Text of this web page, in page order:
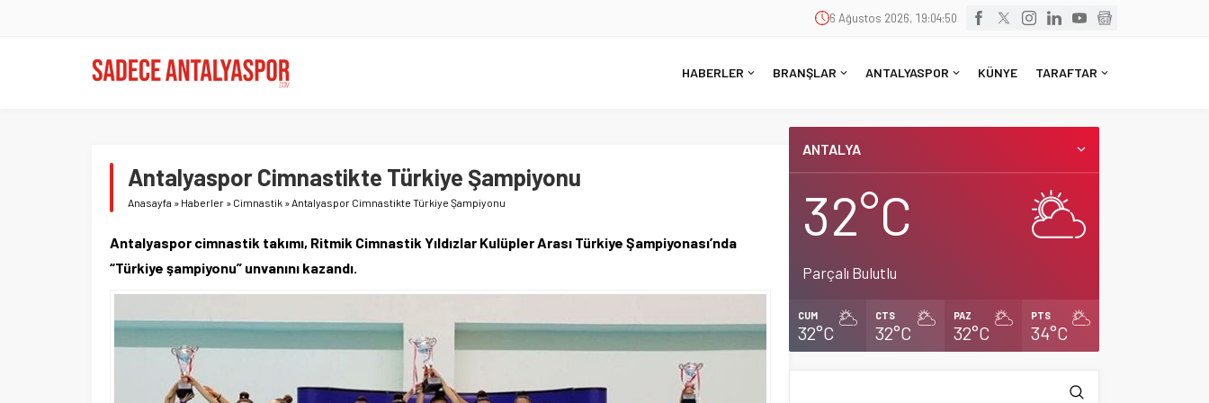
6 Ağustos 2026, 19:04:52
HABERLER BRANŞLAR ANTALYASPOR KÜNYE TARAFTAR
Antalyaspor Cimnastikte Türkiye Şampiyonu
Anasayfa » Haberler » Cimnastik »Antalyaspor Cimnastikte Türkiye Şampiyonu
Antalyaspor cimnastik takımı, Ritmik Cimnastik Yıldızlar Kulüpler Arası Türkiye Şampiyonası’nda
“Türkiye şampiyonu” unvanını kazandı.
ANTALYA
32°C
Parçalı Bulutlu
CUM
32°C
CTS
32°C
PAZ
32°C
PTS
34°C